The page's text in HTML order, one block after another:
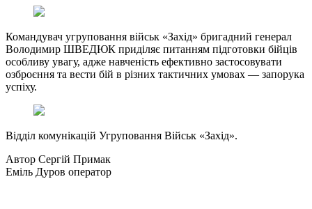
Командувач угруповання військ «Захід» бригадний генерал
Володимир ШВЕДЮК приділяє питанням підготовки бійців
особливу увагу, адже навченість ефективно застосовувати
озброєння та вести бій в різних тактичних умовах — запорука
успіху.
Відділ комунікацій Угруповання Військ «Захід».
Автор Сергій Примак
Еміль Дуров оператор